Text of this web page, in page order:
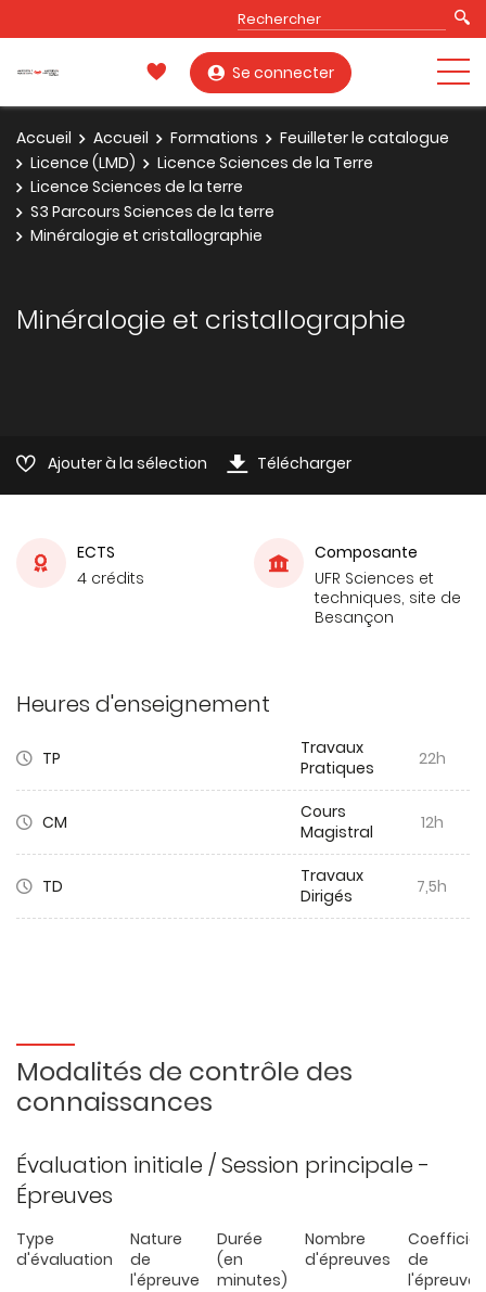
Se connecter
Accueil Accueil Formations
Feuilleter le catalogue
Licence (LMD)
Licence Sciences de la Terre
Licence Sciences de la terre
S3 Parcours Sciences de la terre
Minéralogie et cristallographie
Minéralogie et cristallographie
Ajouter à la sélection Télécharger
ECTS
4 crédits
Composante
UFR Sciences et
techniques, site de
Besançon
Heures d'enseignement
TP
Travaux
Pratiques
22h
CM
Cours
Magistral
12h
TD
Travaux
Dirigés
7,5h
Modalités de contrôle des
connaissances
Évaluation initiale / Session principale -
Épreuves
Type
d'évaluation
Nature
de
l'épreuve
Durée
(en
minutes)
Nombre
d'épreuves
de
l'épreuve